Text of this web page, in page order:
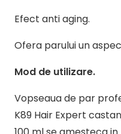
Efect anti aging.
Ofera parului un
Mod de utilizare.
Vopseaua de par
K89 Hair Expert